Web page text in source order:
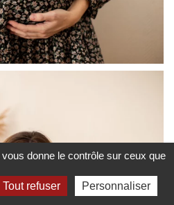
donne le contrôle sur ceux que
Tout refuser Personnaliser